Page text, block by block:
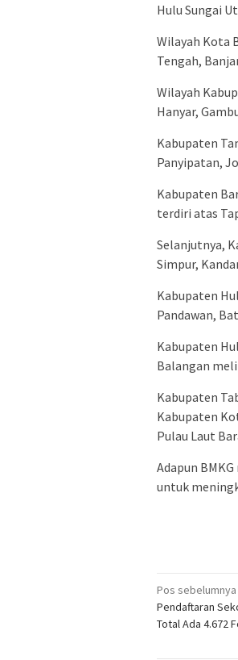
Hulu Sungai
Wilayah Kota
Tengah,
Wilayah
Hanyar,
Kabupaten
Panyipatan,
Kabupaten
terdiri atas
Selanjutnya,
Simpur,
Kabupaten
Pandawan,
Kabupaten
Balangan
Kabupaten
Kabupaten
Pulau Laut
Adapun
untuk
Navigasi
pos
Pos sebelumnya
Pendaftaran
Total Ada 4.672